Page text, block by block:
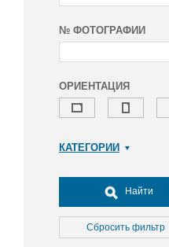
№ ФОТОГРАФИИ
ОРИЕНТАЦИЯ
КАТЕГОРИИ
Досуг, туризм и отдых
Культура
Медицина
Найти
Сбросить фильтр